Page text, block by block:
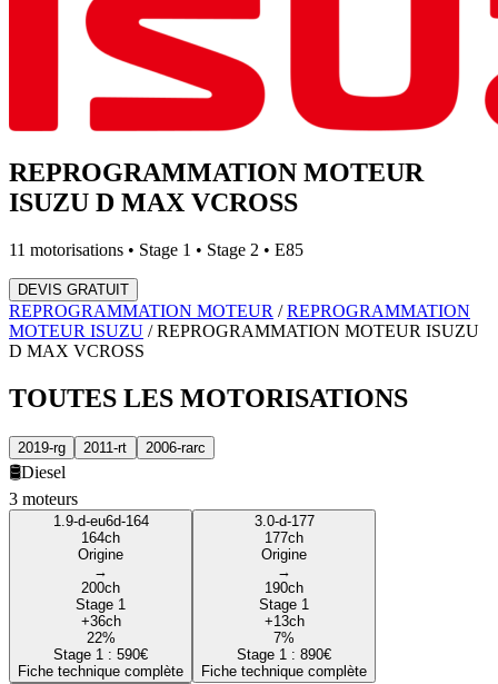
REPROGRAMMATION MOTEUR
ISUZU D MAX VCROSS
11 motorisations • Stage 1 • Stage 2 • E85
DEVIS GRATUIT
REPROGRAMMATION MOTEUR /REPROGRAMMATION
MOTEUR ISUZU /REPROGRAMMATION MOTEUR ISUZU
D MAX VCROSS
TOUTES LES MOTORISATIONS
2019-rg 2011-rt 2006-rarc
🛢️Diesel
3 moteurs
1.9-d-eu6d-164
164ch
Origine
→
200ch
Stage 1
+36ch
22%
Stage 1 : 590€
Fiche technique complète
3.0-d-177
177ch
Origine
→
190ch
Stage 1
+13ch
7%
Stage 1 : 890€
Fiche technique complète